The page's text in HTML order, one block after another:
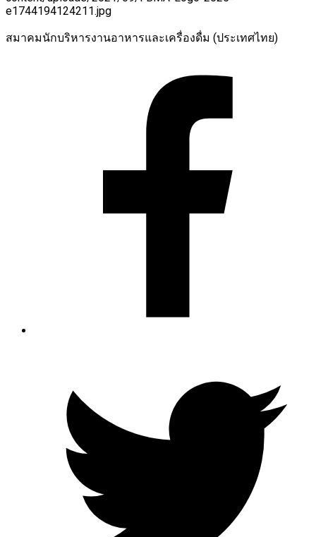
สมาคมนักบริหารงานอาหารและเครื่องดื่ม (ประเทศไทย)